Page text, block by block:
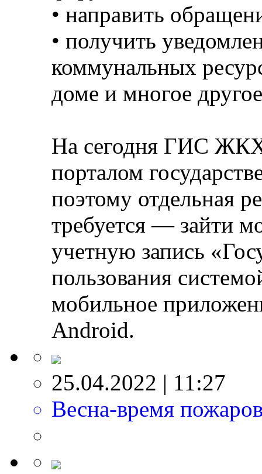
• направить
• получить
коммунальных
доме и многое
На сегодня ГИС ЖКХ
порталом
поэтому отдельная
требуется — зайти
учетную запись
пользования
мобильное
Android.
25.04.2022 | 11:27
Весна-время